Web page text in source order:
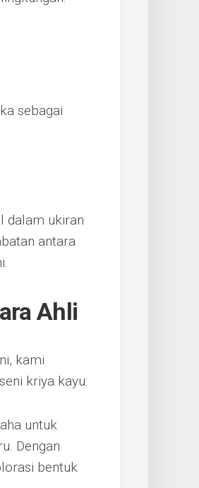
sebagai
dalam ukiran
antara
Ahli
kami
kriya kayu:
untuk
Dengan
bentuk